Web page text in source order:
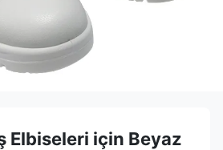
Elbiseleri için Beyaz